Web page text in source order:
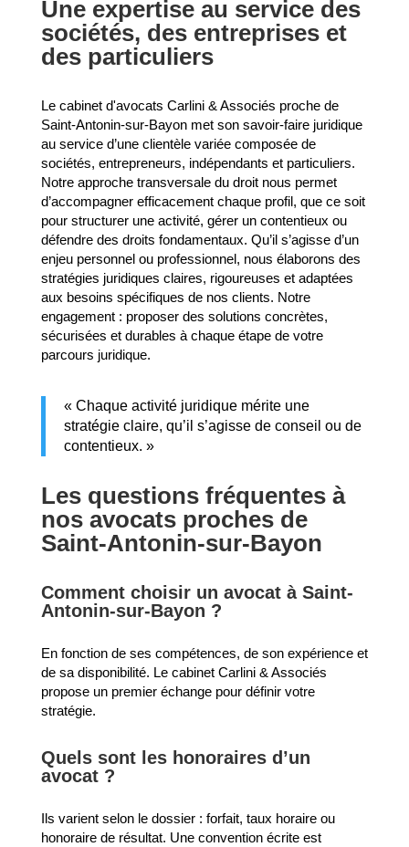
Une expertise au service des
sociétés, des entreprises et
des particuliers
Le cabinet d'avocats Carlini & Associés proche de
Saint-Antonin-sur-Bayon met son savoir-faire juridique
au service d’une clientèle variée composée de
sociétés, entrepreneurs, indépendants et particuliers.
Notre approche transversale du droit nous permet
d’accompagner efficacement chaque profil, que ce soit
pour structurer une activité, gérer un contentieux ou
défendre des droits fondamentaux. Qu’il s’agisse d’un
enjeu personnel ou professionnel, nous élaborons des
stratégies juridiques claires, rigoureuses et adaptées
aux besoins spécifiques de nos clients. Notre
engagement : proposer des solutions concrètes,
sécurisées et durables à chaque étape de votre
parcours juridique.
« Chaque activité juridique mérite une
stratégie claire, qu’il s’agisse de conseil ou de
contentieux. »
Les questions fréquentes à
nos avocats proches de
Saint-Antonin-sur-Bayon
Comment choisir un avocat à Saint-
Antonin-sur-Bayon ?
En fonction de ses compétences, de son expérience et
de sa disponibilité. Le cabinet Carlini & Associés
propose un premier échange pour définir votre
stratégie.
Quels sont les honoraires d’un
avocat ?
Ils varient selon le dossier : forfait, taux horaire ou
honoraire de résultat. Une convention écrite est